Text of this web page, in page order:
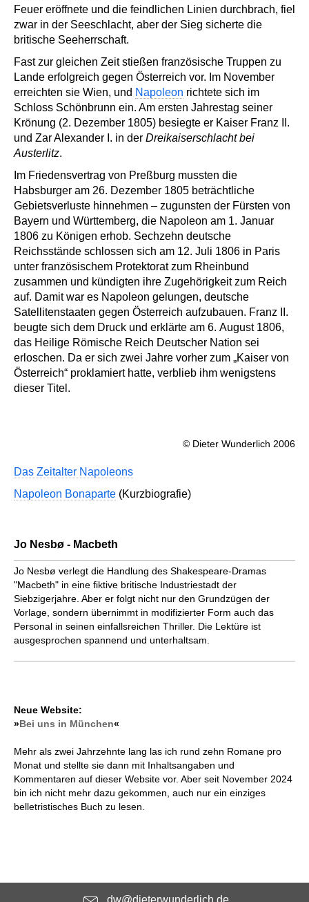
Feuer eröffnete und die feindlichen Linien durchbrach, fiel
zwar in der Seeschlacht, aber der Sieg sicherte die
britische Seeherrschaft.
Fast zur gleichen Zeit stießen französische Truppen zu
Lande erfolgreich gegen Österreich vor. Im November
erreichten sie Wien, und Napoleon richtete sich im
Schloss Schönbrunn ein. Am ersten Jahrestag seiner
Krönung (2. Dezember 1805) besiegte er Kaiser Franz II.
und Zar Alexander I. in der Dreikaiserschlacht bei
Austerlitz.
Im Friedensvertrag von Preßburg mussten die
Habsburger am 26. Dezember 1805 beträchtliche
Gebietsverluste hinnehmen – zugunsten der Fürsten von
Bayern und Württemberg, die Napoleon am 1. Januar
1806 zu Königen erhob. Sechzehn deutsche
Reichsstände schlossen sich am 12. Juli 1806 in Paris
unter französischem Protektorat zum Rheinbund
zusammen und kündigten ihre Zugehörigkeit zum Reich
auf. Damit war es Napoleon gelungen, deutsche
Satellitenstaaten gegen Österreich aufzubauen. Franz II.
beugte sich dem Druck und erklärte am 6. August 1806,
das Heilige Römische Reich Deutscher Nation sei
erloschen. Da er sich zwei Jahre vorher zum „Kaiser von
Österreich“ proklamiert hatte, verblieb ihm wenigstens
dieser Titel.
© Dieter Wunderlich 2006
Das Zeitalter Napoleons
Napoleon Bonaparte (Kurzbiografie)
Jo Nesbø - Macbeth
Jo Nesbø verlegt die Handlung des Shakespeare-Dramas
"Macbeth" in eine fiktive britische Industriestadt der
Siebzigerjahre. Aber er folgt nicht nur den Grundzügen der
Vorlage, sondern übernimmt in modifizierter Form auch das
Personal in seinen einfallsreichen Thriller. Die Lektüre ist
ausgesprochen spannend und unterhaltsam.
Neue Website:
»Bei uns in München«
Mehr als zwei Jahrzehnte lang las ich rund zehn Romane pro
Monat und stellte sie dann mit Inhaltsangaben und
Kommentaren auf dieser Website vor. Aber seit November 2024
bin ich nicht mehr dazu gekommen, auch nur ein einziges
belletristisches Buch zu lesen.